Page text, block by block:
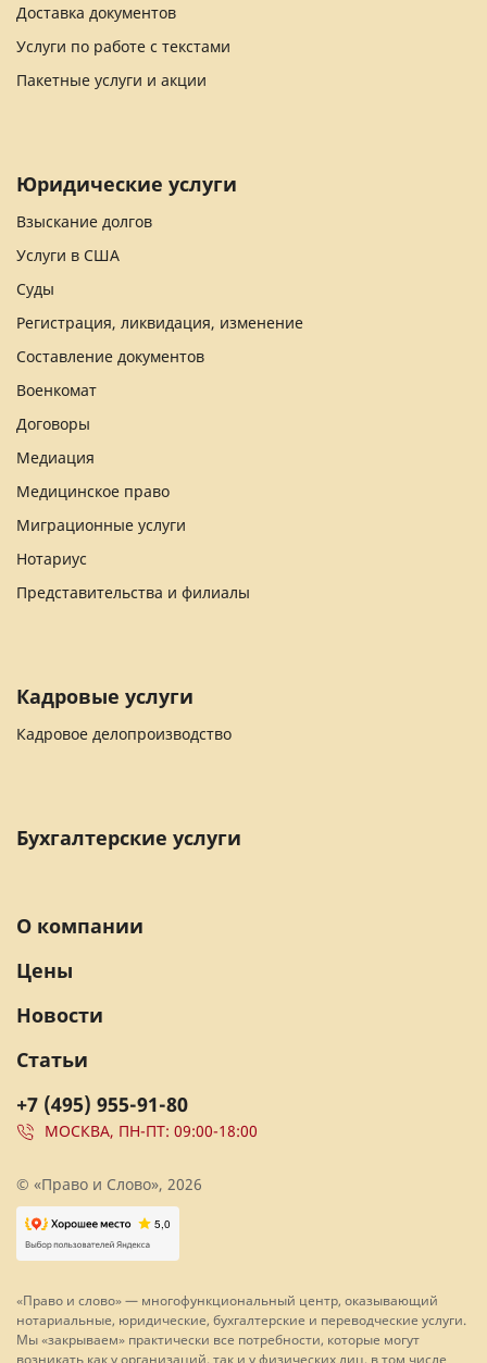
Доставка документов
Услуги по работе с текстами
Пакетные услуги и акции
Юридические услуги
Взыскание долгов
Услуги в США
Суды
Регистрация, ликвидация, изменение
Составление документов
Военкомат
Договоры
Медиация
Медицинское право
Миграционные услуги
Нотариус
Представительства и филиалы
Кадровые услуги
Кадровое делопроизводство
Бухгалтерские услуги
+7 (495) 955-91-80
МОСКВА, ПН-ПТ: 09:00-18:00
О компании
Цены
Новости
Статьи
© «Право и Слово», 2026
«Право и слово» — многофункциональный центр, оказывающий
нотариальные, юридические, бухгалтерские и переводческие услуги.
Мы «закрываем» практически все потребности, которые могут
возникать как у организаций, так и у физических лиц, в том числе